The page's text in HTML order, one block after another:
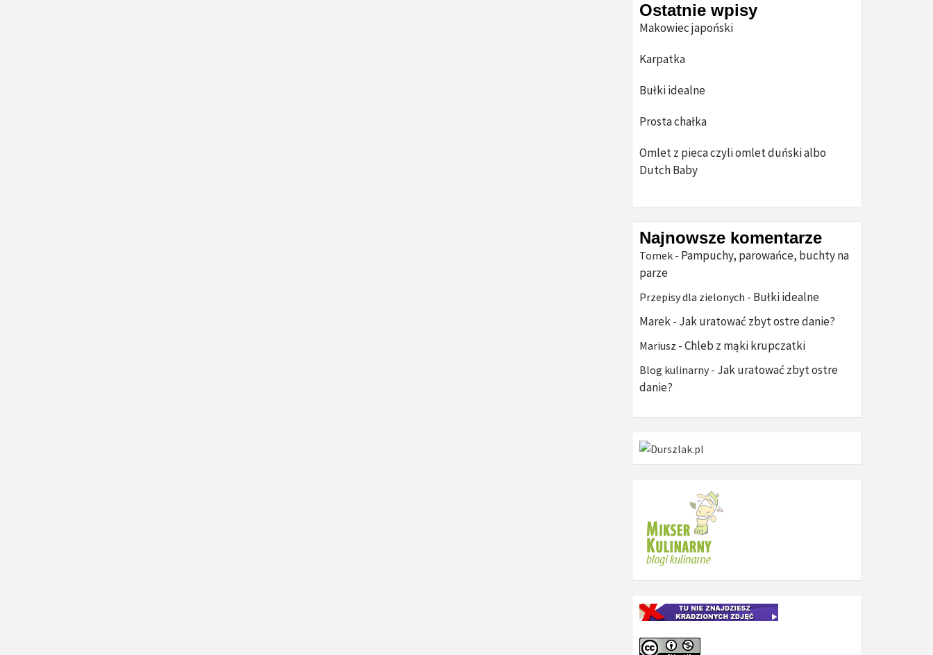
Ostatnie wpisy
Makowiec japoński
Karpatka
Bułki idealne
Prosta chałka
Omlet z pieca czyli omlet duński albo
Dutch Baby
Najnowsze komentarze
Tomek - Pampuchy, parowańce, buchty na
parze
Przepisy dla zielonych - Bułki idealne
Marek - Jak uratować zbyt ostre danie?
Mariusz - Chleb z mąki krupczatki
Blog kulinarny- Jak uratować zbyt ostre
danie?